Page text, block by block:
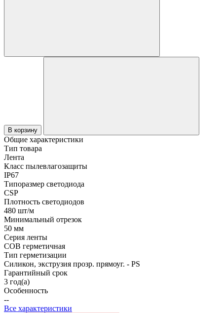
В корзину
Общие характеристики
Тип товара
Лента
Класс пылевлагозащиты
IP67
Типоразмер светодиода
CSP
Плотность светодиодов
480 шт/м
Минимальный отрезок
50 мм
Серия ленты
COB герметичная
Тип герметизации
Силикон, экструзия прозр. прямоуг. - PS
Гарантийный срок
3 год(а)
Особенность
--
Все характеристики